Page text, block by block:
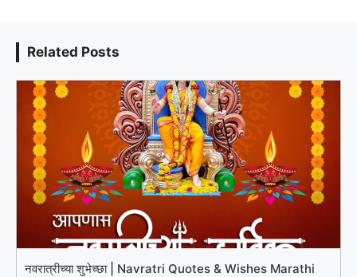
Related Posts
नवरात्रीच्या शुभेच्छा | Navratri Quotes & Wishes Marathi